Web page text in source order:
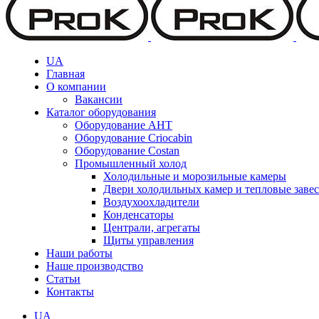
UA
Главная
О компании
Вакансии
Каталог оборудования
Оборудование AHT
Оборудование Criocabin
Оборудование Costan
Промышленный холод
Холодильные и морозильные камеры
Двери холодильных камер и тепловые
Воздухоохладители
Конденсаторы
Централи, агрегаты
Щиты управления
Наши работы
Наше производство
Статьи
Контакты
UA